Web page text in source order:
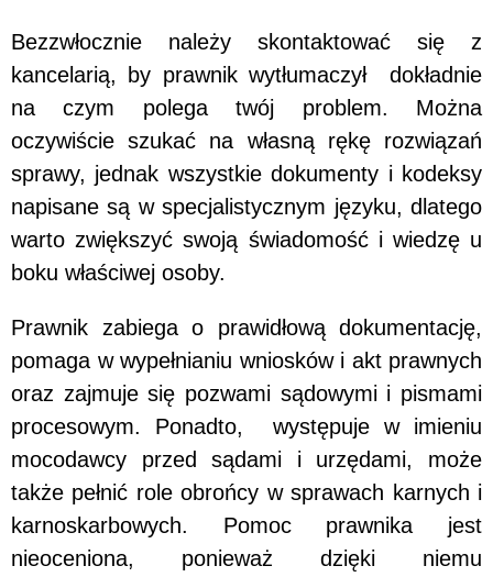
Bezzwłocznie należy skontaktować się z
kancelarią, by prawnik wytłumaczył dokładnie
na czym polega twój problem. Można
oczywiście szukać na własną rękę rozwiązań
sprawy, jednak wszystkie dokumenty i kodeksy
napisane są w specjalistycznym języku, dlatego
warto zwiększyć swoją świadomość i wiedzę u
boku właściwej osoby.
Prawnik zabiega o prawidłową dokumentację,
pomaga w wypełnianiu wniosków i akt prawnych
oraz zajmuje się pozwami sądowymi i pismami
procesowym. Ponadto, występuje w imieniu
mocodawcy przed sądami i urzędami, może
także pełnić role obrońcy w sprawach karnych i
karnoskarbowych. Pomoc prawnika jest
nieoceniona, ponieważ dzięki niemu